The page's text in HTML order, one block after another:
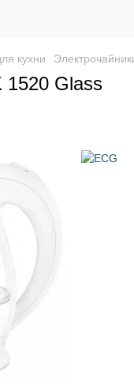
кухни
1520 Glass